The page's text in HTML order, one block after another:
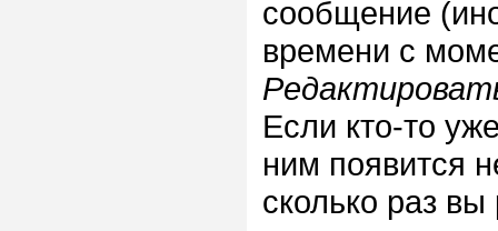
сообщение
времени с
Если кто-то
ним появится
сколько раз